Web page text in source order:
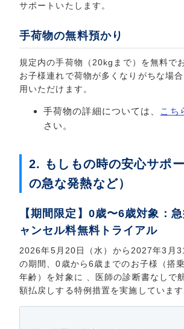
サポートいたします。
手荷物の無料預かり
規定内の手荷物（20kgまで）を無料で
お子様連れで荷物が多くなりがちな場
用いただけます。
手荷物の詳細については、 こち
さい。
2. もしもの時の安心サポ
の急な発熱など）
【期間限定】0歳〜6歳対象：
ャンセル料無料トライアル
2026年5月20日（水）から2027年3月
の期間、0歳から6歳までのお子様（搭
年齢）を対象に 、医師の診断書なしで
額払戻しする特例措置を実施しています